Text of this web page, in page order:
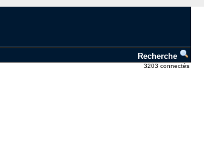
Recherche
3203 connectés